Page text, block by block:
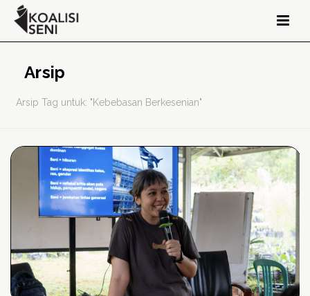
Arsip
Arsip Tag untuk: "Kebebasan Berkesenian"